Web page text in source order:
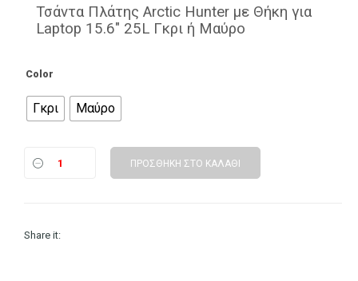
was:
46.90 €.
τιμή
είναι:
Τσάντα Πλάτης Arctic Hunter με Θήκη για
Laptop 15.6″ 25L Γκρι ή Μαύρο
Color
Γκρι Μαύρο
ΠΡΟΣΘΉΚΗ ΣΤΟ ΚΑΛΆΘΙ
Share it: